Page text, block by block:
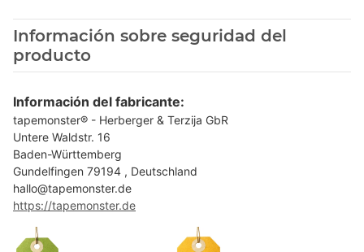
Información sobre seguridad del
producto
Información del fabricante:
tapemonster® - Herberger & Terzija GbR
Untere Waldstr. 16
Baden-Württemberg
Gundelfingen 79194 , Deutschland
hallo@tapemonster.de
https://tapemonster.de